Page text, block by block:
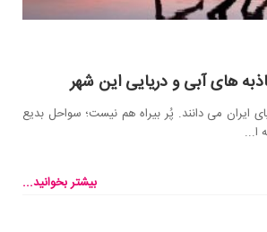
های آبی و دریایی این شهر
ایران می دانند. پُر بیراه هم نیست؛ سواحل بدیع
ا...
بیشتر بخوانید...